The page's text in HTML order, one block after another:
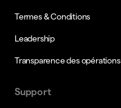
Termes & Conditions
Leadership
Transparence des opérations
Support